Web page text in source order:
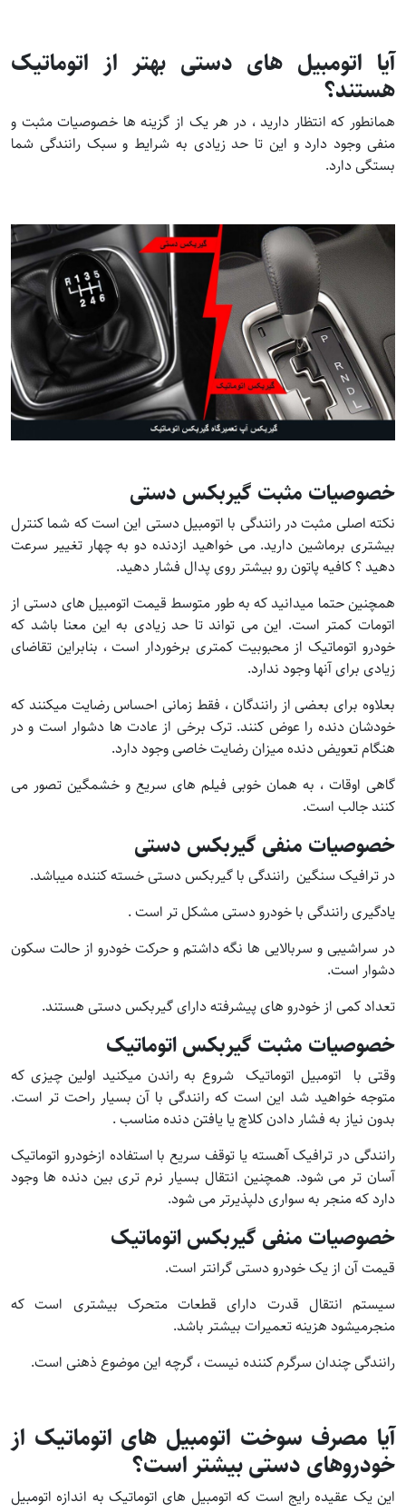
آیا اتومبیل های دستی بهتر از اتوماتیک
هستند؟
همانطور که انتظار دارید ، در هر یک از گزینه ها خصوصیات مثبت و
منفی وجود دارد و این تا حد زیادی به شرایط و سبک رانندگی شما
بستگی دارد.
خصوصیات مثبت گیربکس دستی
نکته اصلی مثبت در رانندگی با اتومبیل دستی این است که شما کنترل
بیشتری برماشین دارید. می خواهید ازدنده دو به چهار تغییر سرعت
دهید ؟ کافیه پاتون رو بیشتر روی پدال فشار دهید.
همچنین حتما میدانید که به طور متوسط ​​قیمت اتومبیل های دستی از
اتومات کمتر است. این می تواند تا حد زیادی به این معنا باشد که
خودرو اتوماتیک از محبوبیت کمتری برخوردار است ، بنابراین تقاضای
زیادی برای آنها وجود ندارد.
بعلاوه برای بعضی از رانندگان ، فقط زمانی احساس رضایت میکنند که
خودشان دنده را عوض کنند. ترک برخی از عادت ها دشوار است و در
هنگام تعویض دنده میزان رضایت خاصی وجود دارد.
گاهی اوقات ، به همان خوبی فیلم های سریع و خشمگین تصور می
کنند جالب است.
خصوصیات منفی گیربکس دستی
در ترافیک سنگین رانندگی با گیربکس دستی خسته کننده میباشد.
یادگیری رانندگی با خودرو دستی مشکل تر است .
در سراشیبی و سربالایی ها نگه داشتم و حرکت خودرو از حالت سکون
دشوار است.
تعداد کمی از خودرو های پیشرفته دارای گیربکس دستی هستند.
خصوصیات مثبت گیربکس اتوماتیک
وقتی با اتومبیل اتوماتیک شروع به راندن میکنید اولین چیزی که
متوجه خواهید شد این است که رانندگی با آن بسیار راحت تر است.
بدون نیاز به فشار دادن کلاچ یا یافتن دنده مناسب .
رانندگی در ترافیک آهسته یا توقف سریع با استفاده ازخودرو اتوماتیک
آسان تر می شود. همچنین انتقال بسیار نرم تری بین دنده ها وجود
دارد که منجر به سواری دلپذیرتر می شود.
خصوصیات منفی گیربکس اتوماتیک
قیمت آن از یک خودرو دستی گرانتر است.
سیستم انتقال قدرت دارای قطعات متحرک بیشتری است که
منجرمیشود هزینه تعمیرات بیشتر باشد.
رانندگی چندان سرگرم کننده نیست ، گرچه این موضوع ذهنی است.
آیا مصرف سوخت اتومبیل های اتوماتیک از
خودروهای دستی بیشتر است؟
این یک عقیده رایج است که اتومبیل های اتوماتیک به اندازه اتومبیل